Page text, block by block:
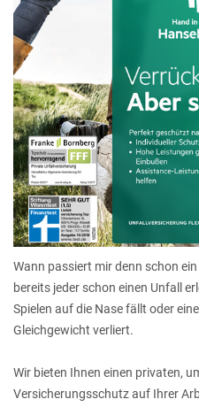
Wann passiert mir denn schon
bereits jeder schon einen Unfall
Spielen auf die Nase fällt oder
Gleichgewicht verliert.
Wir bieten Ihnen einen privaten,
Versicherungsschutz auf Ihrer